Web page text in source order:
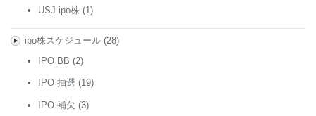
USJ ipo株 (1)
ipo株スケジュール(28)
IPO BB (2)
IPO 抽選 (19)
IPO 補欠 (3)